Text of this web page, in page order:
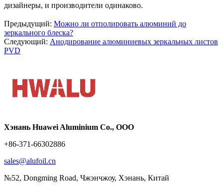
дизайнеры, и производители одинаково.
Предыдущий: Можно ли отполировать алюминий до
зеркального блеска?
Следующий: Анодирование алюминиевых зеркальных листов
PVD
Хэнань Huawei Aluminium Co., ООО
+86-371-66302886
sales@alufoil.cn
№52, Dongming Road, Чжэнчжоу, Хэнань, Китай